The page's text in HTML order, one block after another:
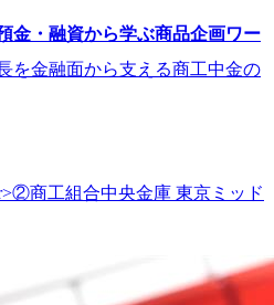
金・融資から学ぶ商品企画ワー
を金融面から支える商工中金の
商工組合中央金庫 東京ミッド